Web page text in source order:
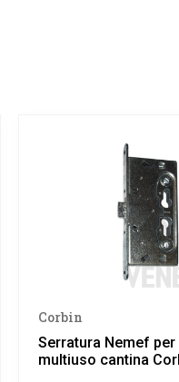
Corbin
Serratura Nemef per
multiuso cantina